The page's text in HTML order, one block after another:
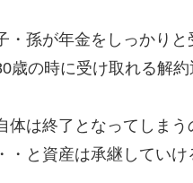
・孫が年金をしっかり
歳の時に受け取れる解
体は終了となってしま
・と資産は承継していけ